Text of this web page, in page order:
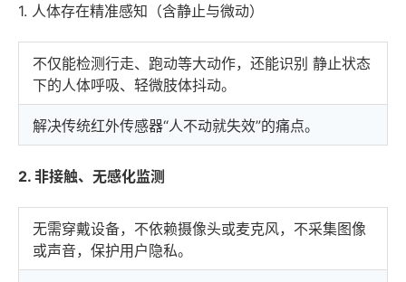
1. 人体存在精准感知（含静止与微动）
不仅能检测行走、跑动等大动作，还能识别 静止状态
下的人体呼吸、轻微肢体抖动。
解决传统红外传感器“人不动就失效”的痛点。
2. 非接触、无感化监测
无需穿戴设备，不依赖摄像头或麦克风，不采集图像
或声音，保护用户隐私。